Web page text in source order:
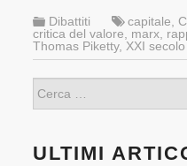
Dibattiti capitale ,
critica del valore
marx
Thomas Piketty, XXI secolo
ULTIMI